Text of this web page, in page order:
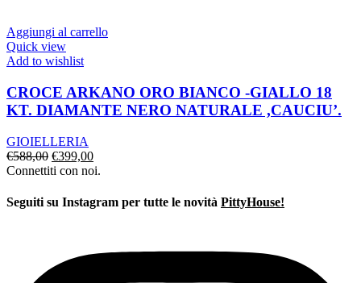
€590,00.€480,00.
Aggiungi al carrello
Quick view
Add to wishlist
CROCE ARKANO ORO BIANCO -GIALLO 18
KT. DIAMANTE NERO NATURALE ,CAUCIU’.
GIOIELLERIA
€588,00 Il
prezzo
era:
€588,00.
€399,00Il
prezzo
è:
€399,00.
Connettiti con noi.
Seguiti su Instagram per tutte le novità PittyHouse!